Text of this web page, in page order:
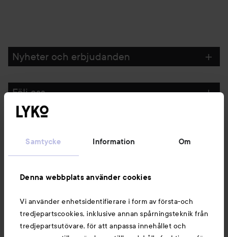
Samtycke Information Om
Denna webbplats använder cookies
Vi använder enhetsidentifierare i form av första-och
tredjepartscookies, inklusive annan spårningsteknik från
tredjepartsutövare, för att anpassa innehållet och
Nyheter och erbjudanden
Följ oss
Du kanske också gillar